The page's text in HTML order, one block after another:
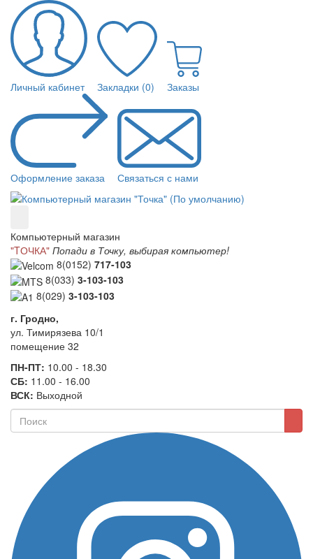
Личный кабинет Закладки (0) Заказы
Оформление заказа Связаться с нами
Компьютерный магазин
"TОЧКА" Попади в Точку, выбирая компьютер!
8(0152) 717-103
8(033) 3-103-103
8(029) 3-103-103
г. Гродно,
ул. Тимирязева 10/1
помещение 32
ПН-ПТ: 10.00 - 18.30
СБ: 11.00 - 16.00
ВСК: Выходной